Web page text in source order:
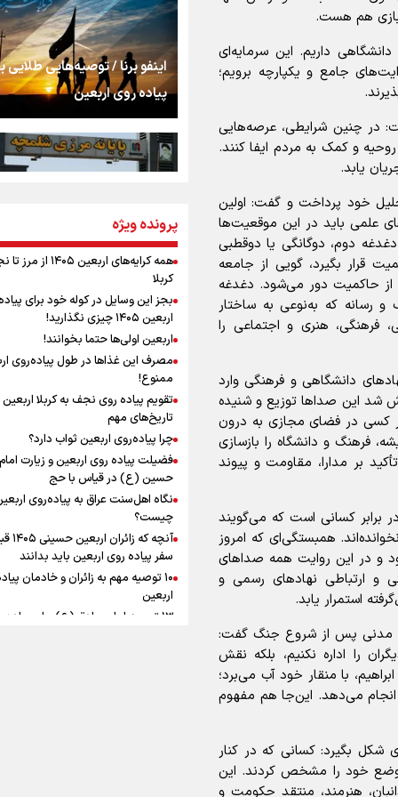
هم هست.
داریم. این سرمایه‌ای
جامع و یکپارچه برویم؛
در چنین شرایطی، عرصه‌هایی
و کمک به مردم ایفا کنند.
یابد.
خود پرداخت و گفت: اولین
علمی باید در این موقعیت‌ها
دوم، دوگانگی یا دوقطبی
قرار بگیرد، گویی از جامعه
از حاکمیت دور می‌شود. دغدغه
رسانه که به‌نوعی به ساختار
فرهنگی، هنری و اجتماعی را
دانشگاهی و فرهنگی وارد
شد این صداها توزیع و شنیده
کسی در فضای مجازی به درون
فرهنگ و دانشگاه را بازسازی
بر مدارا، مقاومت و پیوند
در برابر کسانی است که می‌گویند
همبستگی‌ای که امروز
و در این روایت همه صداهای
و ارتباطی نهادهای رسمی و
استمرار یابد.
مدنی پس از شروع جنگ گفت:
را اداره نکنیم، بلکه نقش
با منقار خود آب می‌برد؛
می‌دهد. این‌جا هم مفهوم
شکل بگیرد: کسانی که در کنار
موضع خود را مشخص کردند. این
هنرمند، منتقد حکومت و
اشک
جمله‌ای که بغض
را شکست؛ «آهای
تهران رفتند»
سه حسرتی که به
نگاه تمدنی رهبر
فضای مجازی
رابطه کارگر و کارفرما
به زوجیت
اینفو برنا / توصیه‌هایی طلایی
پیاده روی اربعین
اینفو برنا / جدول کامل فاصله
شلمچه تا شهرهای زیارتی عراق
اینفو برنا/ میزان مالیات بر
افزوده چقدر است؟
اینفوبرنا/ سقف معافیت
حقوق کارکنان دولت و
در بودجه ۱۴۰۵ چقدر است؟
پرونده ویژه
همه کرایه‌های اربعین ۱۴۰۵
کربلا
بجز این وسایل در کوله خود برای
اربعین ۱۴۰۵ چیزی نگذارید!
اربعین اولی‌ها حتما بخوانند!
مصرف این غذاها در طول پیاده‌روی
ممنوع!
تاریخ‌های مهم
چرا پیاده‌روی اربعین ثواب دارد؟
فضیلت پیاده روی اربعین و زیارت امام
حسین (ع) در قیاس با حج
نگاه اهل‌سنت عراق به پیاده‌روی
چیست؟
آنچه که
سفر پیاده روی اربعین باید بدانند
۱۰ توصیه مهم به زائران و خادمان
اربعین
۱۳ توصیه امام صادق (ع) برای